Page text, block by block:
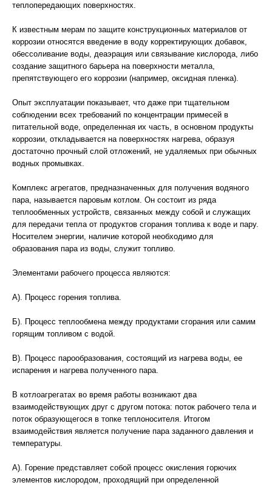
теплопередающих поверхностях.
К известным мерам по защите конструкционных материалов от
коррозии относятся введение в воду корректирующих добавок,
обессоливание воды, деаэрация или связывание кислорода, либо
создание защитного барьера на поверхности металла,
препятствующего его коррозии (например, оксидная пленка).
Опыт эксплуатации показывает, что даже при тщательном
соблюдении всех требований по концентрации примесей в
питательной воде, определенная их часть, в основном продукты
коррозии, откладывается на поверхностях нагрева, образуя
достаточно прочный слой отложений, не удаляемых при обычных
водных промывках.
Комплекс агрегатов, предназначенных для получения водяного
пара, называется паровым котлом. Он состоит из ряда
теплообменных устройств, связанных между собой и служащих
для передачи тепла от продуктов сгорания топлива к воде и пару.
Носителем энергии, наличие которой необходимо для
образования пара из воды, служит топливо.
Элементами рабочего процесса являются:
А). Процесс горения топлива.
Б). Процесс теплообмена между продуктами сгорания или самим
горящим топливом с водой.
В). Процесс парообразования, состоящий из нагрева воды, ее
испарения и нагрева полученного пара.
В котлоагрегатах во время работы возникают два
взаимодействующих друг с другом потока: поток рабочего тела и
поток образующегося в топке теплоносителя. Итогом
взаимодействия является получение пара заданного давления и
температуры.
А). Горение представляет собой процесс окисления горючих
элементов кислородом, проходящий при определенной